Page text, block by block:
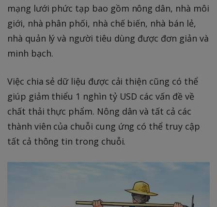
mạng lưới phức tạp bao gồm nông dân, nhà môi
giới, nhà phân phối, nhà chế biến, nhà bán lẻ,
nhà quản lý và người tiêu dùng được đơn giản và
minh bạch.
Việc chia sẻ dữ liệu được cải thiện cũng có thể
giúp giảm thiểu 1 nghìn tỷ USD các vấn đề về
chất thải thực phẩm. Nông dân và tất cả các
thành viên của chuỗi cung ứng có thể truy cập
tất cả thông tin trong chuỗi.